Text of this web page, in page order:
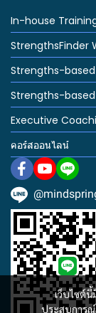
เว็บไซต์
ประสบการณ์
In-house
StrengthsFinder
Strengths-
Strengths-
Executive
คอร์สออนไลน์